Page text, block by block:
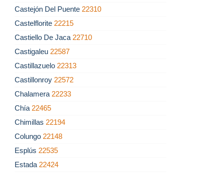
Castejón Del Puente 22310
Castelflorite 22215
Castiello De Jaca 22710
Castigaleu 22587
Castillazuelo 22313
Castillonroy 22572
Chalamera 22233
Chía 22465
Chimillas 22194
Colungo 22148
Esplús 22535
Estada 22424